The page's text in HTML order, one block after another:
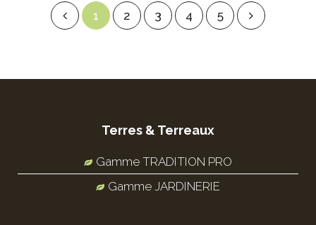
1 2 3 4 5
Terres & Terreaux
Gamme TRADITION PRO
Gamme JARDINERIE